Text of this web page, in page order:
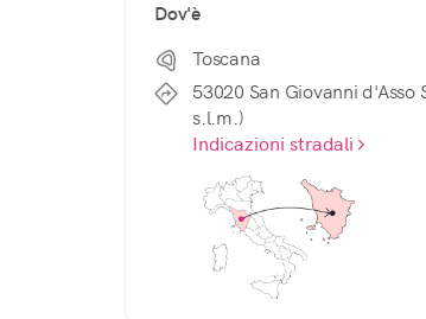
Dov'è
Toscana
53020 San Giovanni d'Asso
s.l.m.)
Indicazioni stradali